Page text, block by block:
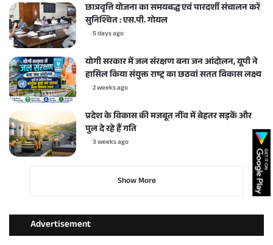
छात्रवृत्ति योजना का समयबद्ध एवं पारदर्शी संचालन करें
सुनिश्चित : एस.पी. गोयल
5 days ago
योगी सरकार में जल संरक्षण बना जन आंदोलन, यूपी ने
हासिल किया संयुक्त राष्ट्र का छठवां सतत विकास लक्ष्य
2 weeks ago
प्रदेश के विकास की मजबूत नींव में बेहतर सड़कें और
पुल दे रहे हैं गति
3 weeks ago
Show More
Advertisement